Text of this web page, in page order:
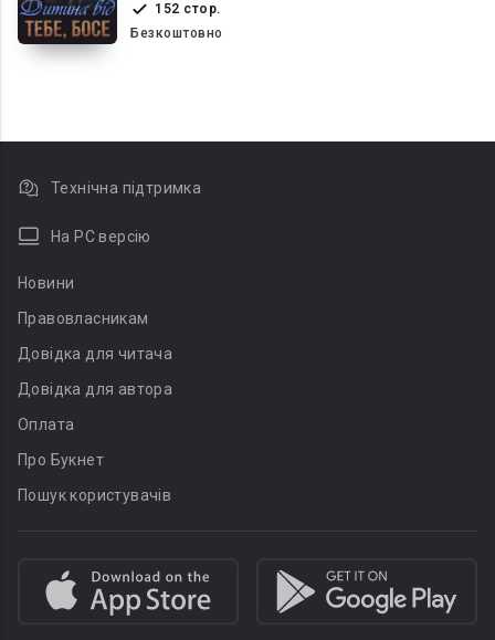
152 стор.
Безкоштовно
Технічна підтримка
На PC версію
Новини
Правовласникам
Довідка для читача
Довідка для автора
Оплата
Про Букнет
Пошук користувачів